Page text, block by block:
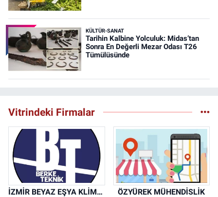
KÜLTÜR-SANAT
Tarihin Kalbine Yolculuk: Midas’tan
Sonra En Değerli Mezar Odası T26
Tümülüsünde
Vitrindeki Firmalar
İZMİR BEYAZ EŞYA KLİMA KOMBİ SERVİSİ ÖZYÜREK MÜHENDİSLİK